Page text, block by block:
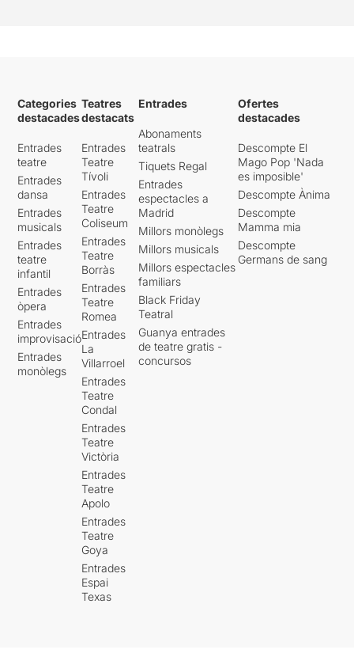
diferents protagonistes.
interpretació magnifica que
com hem dit ens ha fet
emocionar
. Una proposta
que paga la pena veure
encara que
la semblança a
la nostra realitat actual fa
que se'ns posi la pell de
gallina.
Per veure la ressenya
original, només cal clicar en
aquestENLLAÇ
Categories
destacades
Entrades
teatre
Entrades
dansa
Entrades
musicals
Entrades
teatre
infantil
Entrades
òpera
Entrades
improvisació
Entrades
monòlegs
Teatres
destacats
Entrades
Teatre
Tívoli
Entrades
Teatre
Coliseum
Entrades
Teatre
Borràs
Entrades
Teatre
Romea
Entrades
La
Villarroel
Entrades
Teatre
Condal
Entrades
Teatre
Victòria
Entrades
Teatre
Apolo
Entrades
Teatre
Goya
Entrades
Espai
Texas
Entrades
Abonaments
teatrals
Tiquets Regal
Entrades
espectacles a
Madrid
Millors monòlegs
Millors musicals
Millors espectacles
familiars
Black Friday
Teatral
Guanya entrades
de teatre gratis -
concursos
Ofertes
destacades
Descompte El
Mago Pop 'Nada
es imposible'
Descompte Ànima
Descompte
Mamma mia
Descompte
Germans de sang